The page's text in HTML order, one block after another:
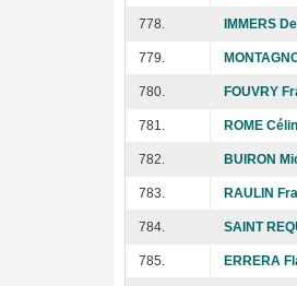
778. IMMERS
779.
780. FOUVRY
781. ROME
782. BUIRON
783. RAULIN
784. SAINT
785. ERRERA